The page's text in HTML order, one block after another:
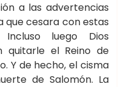
a las advertencias
que cesara con estas
Incluso luego Dios
quitarle el Reino de
Y de hecho, el cisma
de Salomón. La